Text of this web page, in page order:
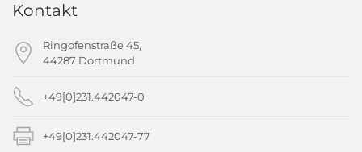
Kontakt
Ringofenstraße 45,
44287 Dortmund
+49[0]231.442047-0
+49[0]231.442047-77